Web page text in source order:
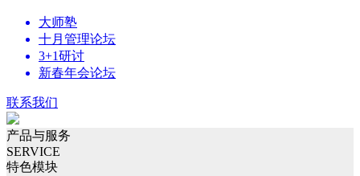
大师塾
十月管理论坛
3+1研讨
新春年会论坛
联系我们
产品与服务
SERVICE
特色模块